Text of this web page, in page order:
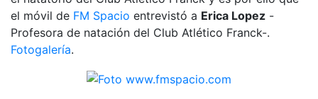
el móvil de FM Spacio entrevistó a Erica Lopez -
Profesora de natación del Club Atlético Franck-.
Fotogalería.